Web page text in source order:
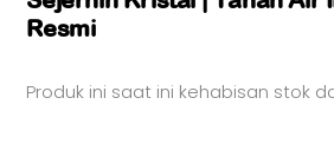
Resmi
Produk ini saat ini kehabisan stok